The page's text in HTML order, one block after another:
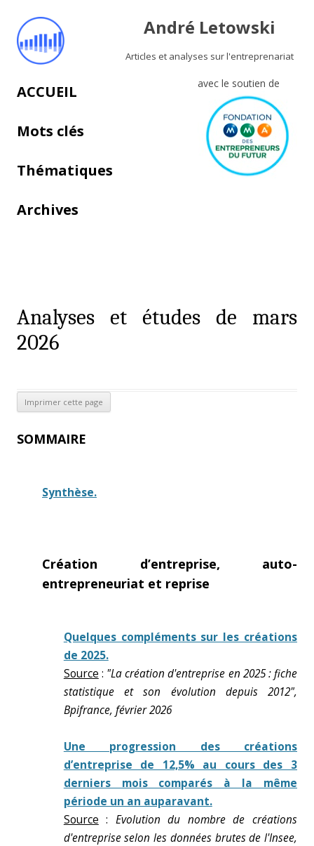
André Letowski
Articles et analyses sur l'entreprenariat
avec le soutien de
Aller au contenu principal
ACCUEIL
Mots clés
Thématiques
Archives
Analyses et études de mars
2026
SOMMAIRE
Synthèse.
Création d’entreprise, auto-
entrepreneuriat et reprise
Quelques compléments sur les créations
de 2025.
Source : "La création d'entreprise en 2025 : fiche
statistique et son évolution depuis 2012",
Bpifrance, février 2026
Une progression des créations
d’entreprise de 12,5% au cours des 3
derniers mois comparés à la même
période un an auparavant.
Source : Evolution du nombre de créations
d'entreprise selon les données brutes de l'Insee,